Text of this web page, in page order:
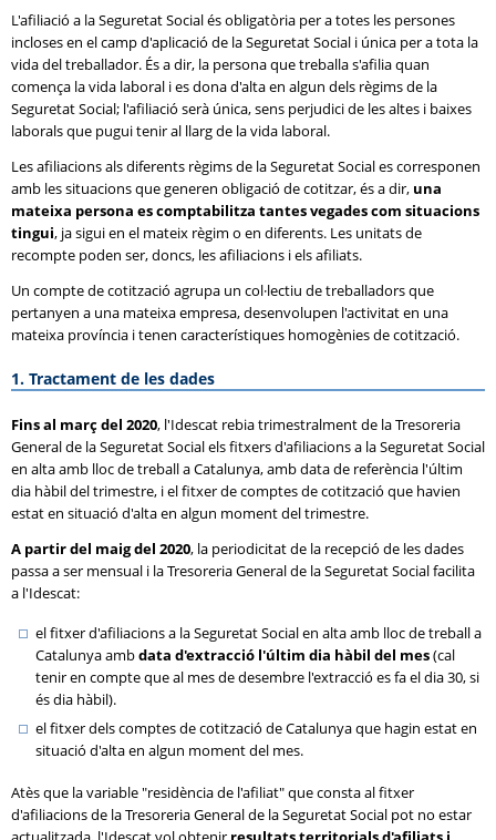
L'afiliació a la Seguretat Social és obligatòria per a totes les persones
incloses en el camp d'aplicació de la Seguretat Social i única per a tota la
vida del treballador. És a dir, la persona que treballa s'afilia quan
comença la vida laboral i es dona d'alta en algun dels règims de la
Seguretat Social; l'afiliació serà única, sens perjudici de les altes i baixes
laborals que pugui tenir al llarg de la vida laboral.
Les afiliacions als diferents règims de la Seguretat Social es corresponen
amb les situacions que generen obligació de cotitzar, és a dir, una
mateixa persona es comptabilitza tantes vegades com situacions
tingui, ja sigui en el mateix règim o en diferents. Les unitats de
recompte poden ser, doncs, les afiliacions i els afiliats.
Un compte de cotització agrupa un col·lectiu de treballadors que
pertanyen a una mateixa empresa, desenvolupen l'activitat en una
mateixa província i tenen característiques homogènies de cotització.
1. Tractament de les dades
Fins al març del 2020, l'Idescat rebia trimestralment de la Tresoreria
General de la Seguretat Social els fitxers d'afiliacions a la Seguretat Social
en alta amb lloc de treball a Catalunya, amb data de referència l'últim
dia hàbil del trimestre, i el fitxer de comptes de cotització que havien
estat en situació d'alta en algun moment del trimestre.
A partir del maig del 2020, la periodicitat de la recepció de les dades
passa a ser mensual i la Tresoreria General de la Seguretat Social facilita
a l'Idescat:
el fitxer d'afiliacions a la Seguretat Social en alta amb lloc de treball a
Catalunya ambdata d'extracció l'últim dia hàbil del mes(cal
tenir en compte que al mes de desembre l'extracció es fa el dia 30, si
és dia hàbil).
el fitxer dels comptes de cotització de Catalunya que hagin estat en
situació d'alta en algun moment del mes.
Atès que la variable "residència de l'afiliat" que consta al fitxer
d'afiliacions de la Tresoreria General de la Seguretat Social pot no estar